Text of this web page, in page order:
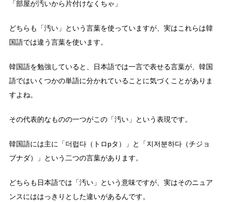
「部屋が汚いから片付けなくちゃ」
どちらも「汚い」という言葉を使っていますが、実はこれらは韓
国語では違う言葉を使います。
韓国語を勉強していると、日本語では一言で表せる言葉が、韓国
語ではいくつかの単語に分かれていることに気づくことがありま
すよね。
その代表的なものの一つがこの「汚い」という表現です。
韓国語には主に「더럽다（トロpタ）」と「지저분하다（チジョ
ブナダ）」という二つの言葉があります。
どちらも日本語では「汚い」という意味ですが、実はそのニュア
ンスにははっきりとした違いがあるんです。